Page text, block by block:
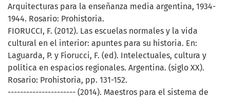
Arquitecturas para la enseñanza media argentina, 1934-
1944. Rosario: Prohistoria.
FIORUCCI, F. (2012). Las escuelas normales y la vida
cultural en el interior: apuntes para su historia. En:
Laguarda, P. y Fiorucci, F. (ed). Intelectuales, cultura y
política en espacios regionales. Argentina. (siglo XX).
Rosario: Prohistoria, pp. 131-152.
---------------------- (2014). Maestros para el sistema de